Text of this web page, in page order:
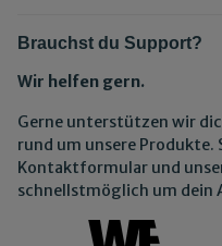
Brauchst du Support?
Wir helfen gern.
Gerne unterstützen wir
rund um unsere Produkte.
Kontaktformular und
schnellstmöglich um dein